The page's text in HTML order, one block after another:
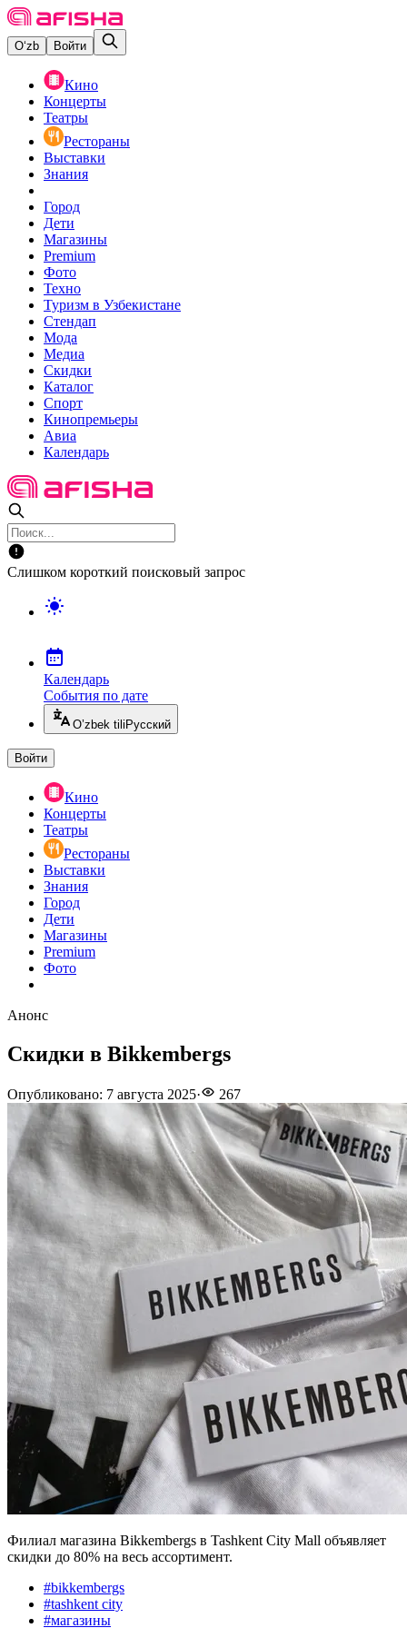
O‘zb Войти
Кино
Концерты
Театры
Рестораны
Выставки
Знания
Город
Дети
Магазины
Premium
Фото
Техно
Туризм в Узбекистане
Стендап
Мода
Медиа
Скидки
Каталог
Спорт
Кинопремьеры
Авиа
Календарь
Слишком короткий поисковый запрос
Календарь
События по дате
O’zbek tili Русский
Войти
Кино
Концерты
Театры
Рестораны
Выставки
Знания
Город
Дети
Магазины
Premium
Фото
Анонс
Скидки в Bikkembergs
Опубликовано: 7 августа 2025· 267
Филиал магазина Bikkembergs в Tashkent City Mall объявляет
скидки до 80% на весь ассортимент.
#bikkembergs
#tashkent city
#магазины